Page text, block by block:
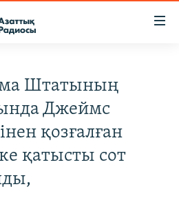
Штатының
Джеймс
қозғалған
қатысты сот